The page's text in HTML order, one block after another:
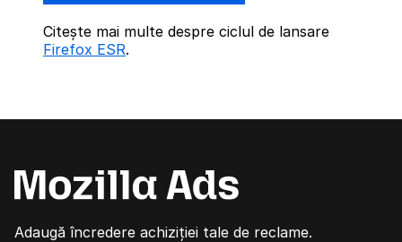
Citește mai multe despre ciclul de lansare
Firefox ESR.
Adaugă încredere achiziției tale de reclame.